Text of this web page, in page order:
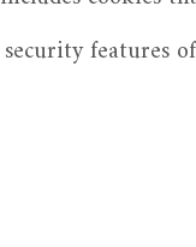
security features